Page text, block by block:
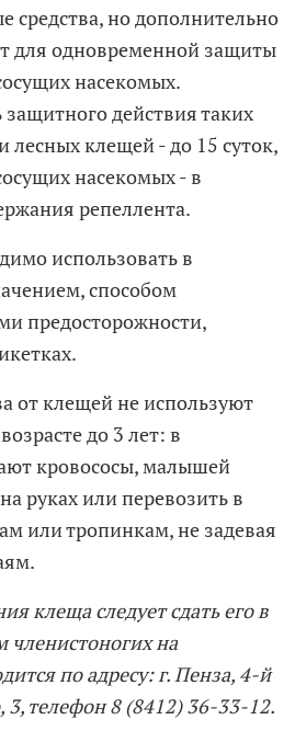
средства, но дополнительно
для одновременной защиты
насекомых.
действия таких
лесных клещей - до 15 суток,
насекомых - в
репеллента.
использовать в
способом
предосторожности,
от клещей не используют
до 3 лет: в
кровососы, малышей
руках или перевозить в
или тропинкам, не задевая
клеща следует сдать его в
на
по адресу: г. Пенза, 4-й
3, телефон 8 (8412) 36-33-12.